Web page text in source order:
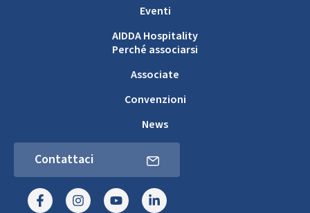
Eventi
AIDDA Hospitality
Perché associarsi
Associate
Convenzioni
News
Contattaci